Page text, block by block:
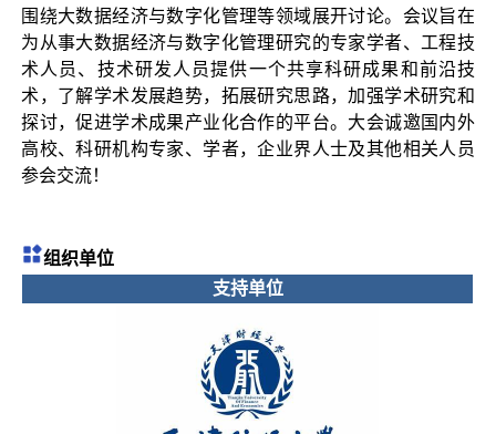
围绕大数据经济与数字化管理等领域展开讨论。会议旨在
为从事大数据经济与数字化管理研究的专家学者、工程技
术人员、技术研发人员提供一个共享科研成果和前沿技
术，了解学术发展趋势，拓展研究思路，加强学术研究和
探讨，促进学术成果产业化合作的平台。大会诚邀国内外
高校、科研机构专家、学者，企业界人士及其他相关人员
参会交流！
组织单位
支持单位